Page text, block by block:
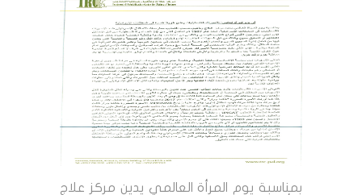
بمناسبة يوم المرأة العالمي يدين مركز علاج